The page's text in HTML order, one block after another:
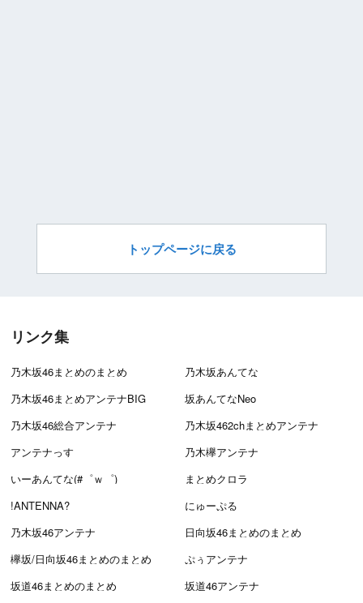
トップページに戻る
リンク集
乃木坂46まとめのまとめ
乃木坂あんてな
乃木坂46まとめアンテナBIG
坂あんてなNeo
乃木坂46総合アンテナ
乃木坂462chまとめアンテナ
アンテナっす
乃木欅アンテナ
いーあんてな(#゜ｗ゜)
まとめクロラ
!ANTENNA?
にゅーぷる
乃木坂46アンテナ
日向坂46まとめのまとめ
欅坂/日向坂46まとめのまとめ
ぷぅアンテナ
坂道46まとめのまとめ
坂道46アンテナ